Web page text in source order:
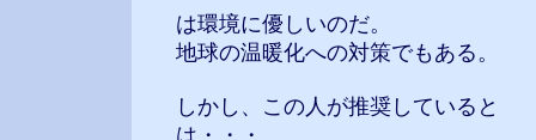
は環境に優しいのだ。
地球の温暖化への対策でもある。
しかし、この人が推奨していると
は・・・